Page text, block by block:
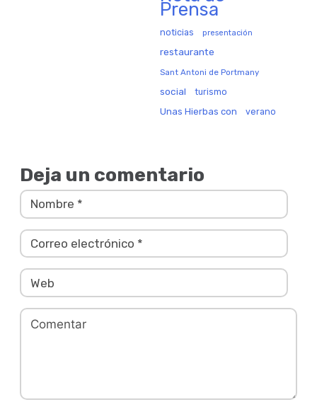
Prensa
noticias presentación
restaurante
Sant Antoni de Portmany
social turismo
Unas Hierbas con verano
Deja un comentario